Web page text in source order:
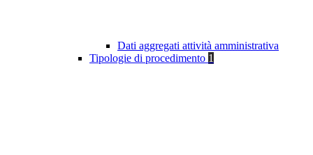
Dati aggregati attività amministrativa
Tipologie di procedimento 1